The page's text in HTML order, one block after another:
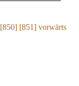
[850] [851] vorwärts